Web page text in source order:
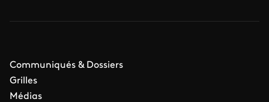
Communiqués & Dossiers
Grilles
Médias